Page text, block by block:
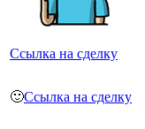
Ссылка на сделку
🙂Ссылка на сделку